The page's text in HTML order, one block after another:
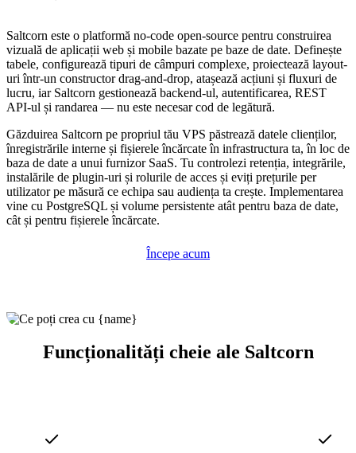
Saltcorn este o platformă no-code open-source pentru construirea
vizuală de aplicații web și mobile bazate pe baze de date. Definește
tabele, configurează tipuri de câmpuri complexe, proiectează layout-
uri într-un constructor drag-and-drop, atașează acțiuni și fluxuri de
lucru, iar Saltcorn gestionează backend-ul, autentificarea, REST
API-ul și randarea — nu este necesar cod de legătură.
Găzduirea Saltcorn pe propriul tău VPS păstrează datele clienților,
înregistrările interne și fișierele încărcate în infrastructura ta, în loc de
baza de date a unui furnizor SaaS. Tu controlezi retenția, integrările,
instalările de plugin-uri și rolurile de acces și eviți prețurile per
utilizator pe măsură ce echipa sau audiența ta crește. Implementarea
vine cu PostgreSQL și volume persistente atât pentru baza de date,
cât și pentru fișierele încărcate.
Începe acum
Funcționalități cheie ale Saltcorn